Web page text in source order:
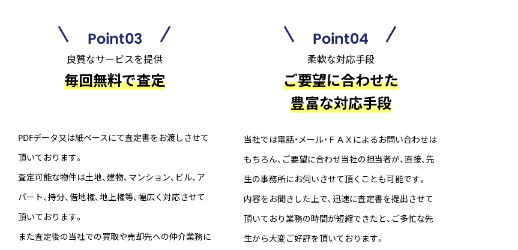
Point03
良質なサービスを提供
毎回無料で査定
PDFデータ又は紙ベースにて査定書をお渡しさせて
頂いております。
査定可能な物件は土地、建物、マンション、ビル、ア
パート、持分、借地権、地上権等、幅広く対応させて
頂いております。
また査定後の当社での買取や売却先への仲介業務に
Point04
柔軟な対応手段
ご要望に合わせた
豊富な対応手段
当社では電話・メール・ＦＡＸによるお問い合わせは
もちろん、ご要望に合わせ当社の担当者が、直接、先
生の事務所にお伺いさせて頂くことも可能です。
内容をお聞きした上で、迅速に査定書を提出させて
頂いており業務の時間が短縮できたと、ご多忙な先
生から大変ご好評を頂いております。